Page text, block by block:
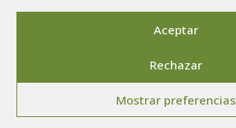
Aceptar
Rechazar
Mostrar preferencias
Política de privacidad
Cookies